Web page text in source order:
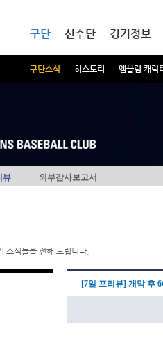
구단
구단소식 히스토리 엠블럼 캐릭
선수단 경기정보
뷰 외부감사보고서
소식들을 전해 드립니다.
[7일 프리뷰] 개막 후